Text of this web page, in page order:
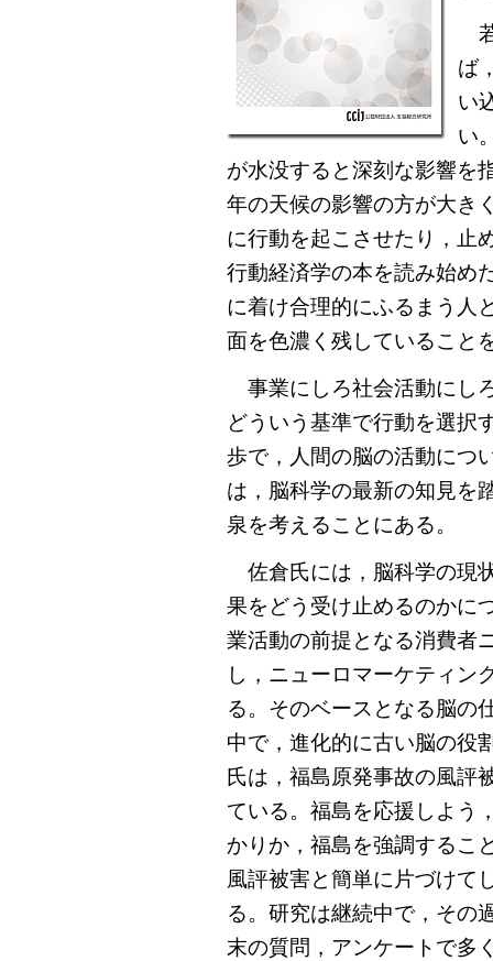
ば
い
い
が水没すると深刻な影響を
年の天候の影響の方が大き
に行動を起こさせたり，止
行動経済学の本を読み始め
に着け合理的にふるまう人
面を色濃く残していること
事業にしろ社会活動にし
どういう基準で行動を選択
歩で，人間の脳の活動につ
は，脳科学の最新の知見を
泉を考えることにある。
佐倉氏には，脳科学の現
果をどう受け止めるのかに
業活動の前提となる消費者
し，ニューロマーケティン
る。そのベースとなる脳の
中で，進化的に古い脳の役
氏は，福島原発事故の風評
ている。福島を応援しよう
かりか，福島を強調するこ
風評被害と簡単に片づけて
る。研究は継続中で，その
末の質問，アンケートで多